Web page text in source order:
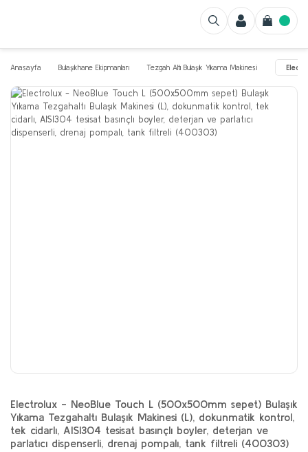
Anasayfa Bulaşıkhane Ekipmanları Tezgah Altı Bulaşık Yıkama Makinesi
Electrolux - NeoBlue Touch L (500x500mm sepet) Bulaşık
Yıkama Tezgahaltı Bulaşık Makinesi (L), dokunmatik kontrol,
tek cidarlı, AISI304 tesisat basınçlı boyler, deterjan ve
parlatıcı dispenserli, drenaj pompalı, tank filtreli (400303)